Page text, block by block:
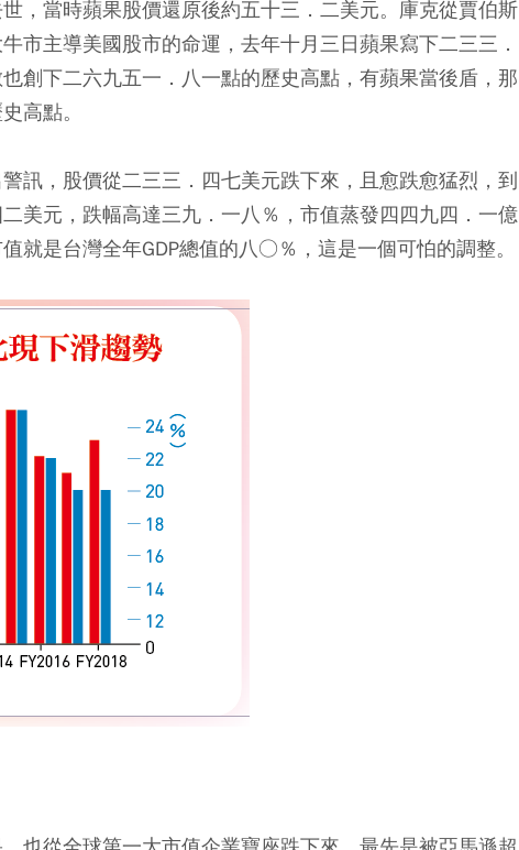
，當時蘋果股價還原後約五十三．二美元。庫克從賈伯斯
市主導美國股市的命運，去年十月三日蘋果寫下二三三．
創下二六九五一．八一點的歷史高點，有蘋果當後盾，那
高點。
訊，股價從二三三．四七美元跌下來，且愈跌愈猛烈，到
美元，跌幅高達三九．一八％，市值蒸發四四九四．一億
就是台灣全年GDP總值的八○％，這是一個可怕的調整。